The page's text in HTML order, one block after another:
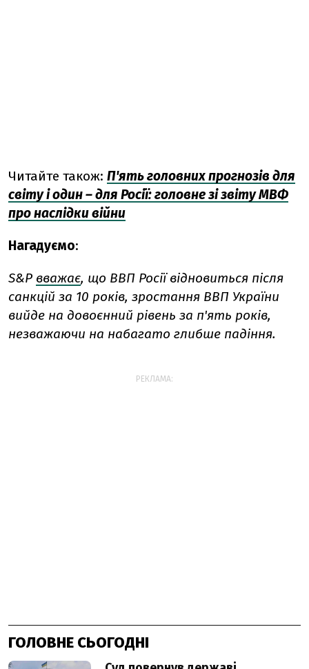
Читайте також: П'ять головних прогнозів для
світу і один – для Росії: головне зі звіту МВФ
про наслідки війни
Нагадуємо:
S&P вважає, що ВВП Росії відновиться після
санкцій за 10 років, зростання ВВП України
вийде на довоєнний рівень за п'ять років,
незважаючи на набагато глибше падіння.
РЕКЛАМА:
ГОЛОВНЕ СЬОГОДНІ